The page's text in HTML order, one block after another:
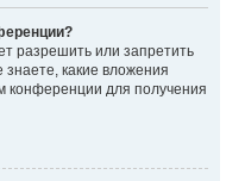
разрешить или запретить
какие вложения
конференции для получения